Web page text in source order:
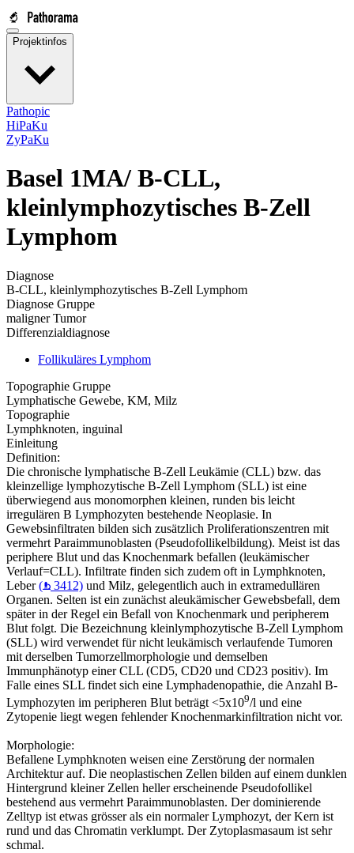
Projektinfos
Pathopic
HiPaKu
ZyPaKu
Basel 1MA/ B-CLL,
kleinlymphozytisches B-Zell
Lymphom
Diagnose
B-CLL, kleinlymphozytisches B-Zell Lymphom
Diagnose Gruppe
maligner Tumor
Differenzialdiagnose
Follikuläres Lymphom
Topographie Gruppe
Lymphatische Gewebe, KM, Milz
Topographie
Lymphknoten, inguinal
Einleitung
Definition:
Die chronische lymphatische B-Zell Leukämie (CLL) bzw. das
kleinzellige lymphozytische B-Zell Lymphom (SLL) ist eine
überwiegend aus monomorphen kleinen, runden bis leicht
irregulären B Lymphozyten bestehende Neoplasie. In
Gewebsinfiltraten bilden sich zusätzlich Proliferationszentren mit
vermehrt Paraimmunoblasten (Pseudofollikelbildung). Meist ist das
periphere Blut und das Knochenmark befallen (leukämischer
Verlauf=CLL). Infiltrate finden sich zudem oft in Lymphknoten,
Leber( 3412) und Milz, gelegentlich auch in extramedullären
Organen. Selten ist ein zunächst aleukämischer Gewebsbefall, dem
später in der Regel ein Befall von Knochenmark und peripherem
Blut folgt. Die Bezeichnung kleinlymphozytische B-Zell Lymphom
(SLL) wird verwendet für nicht leukämisch verlaufende Tumoren
mit derselben Tumorzellmorphologie und demselben
Immunphänotyp einer CLL (CD5, CD20 und CD23 positiv). Im
Falle eines SLL findet sich eine Lymphadenopathie, die Anzahl B-
Lymphozyten im peripheren Blut beträgt <5x109/l und eine
Zytopenie liegt wegen fehlender Knochenmarkinfiltration nicht vor.
Morphologie:
Befallene Lymphknoten weisen eine Zerstörung der normalen
Architektur auf. Die neoplastischen Zellen bilden auf einem dunklen
Hintergrund kleiner Zellen heller erscheinende Pseudofollikel
bestehend aus vermehrt Paraimmunoblasten. Der dominierende
Zelltyp ist etwas grösser als ein normaler Lymphozyt, der Kern ist
rund und das Chromatin verklumpt. Der Zytoplasmasaum ist sehr
schmal.